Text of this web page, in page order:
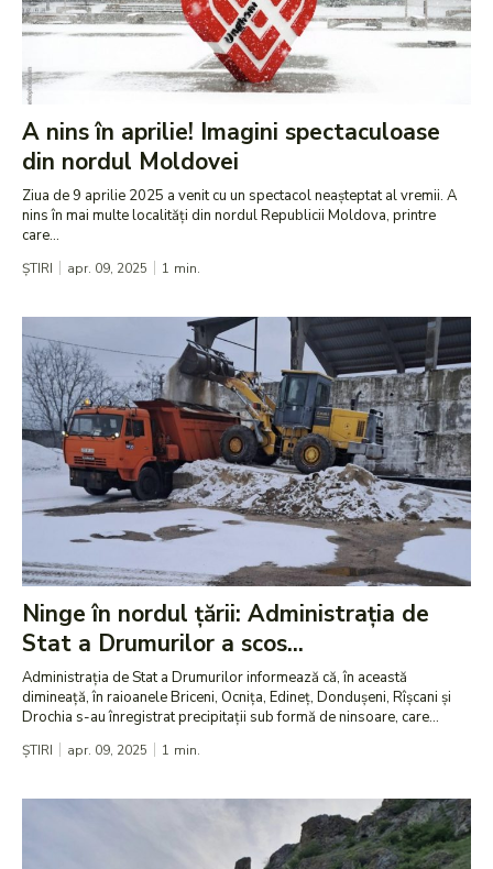
A nins în aprilie! Imagini spectaculoase
din nordul Moldovei
Ziua de 9 aprilie 2025 a venit cu un spectacol neașteptat al vremii. A
nins în mai multe localități din nordul Republicii Moldova, printre
care...
ȘTIRI apr. 09, 2025 1 min.
Ninge în nordul țării: Administrația de
Stat a Drumurilor a scos...
Administrația de Stat a Drumurilor informează că, în această
dimineață, în raioanele Briceni, Ocnița, Edineț, Dondușeni, Rîșcani și
Drochia s-au înregistrat precipitații sub formă de ninsoare, care...
ȘTIRI apr. 09, 2025 1 min.